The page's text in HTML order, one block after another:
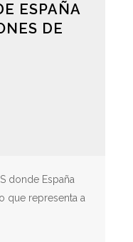
ESPAÑA
DE
donde España
que representa a